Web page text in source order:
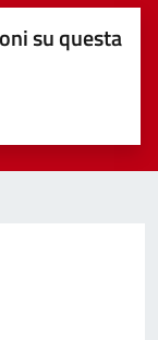
su questa